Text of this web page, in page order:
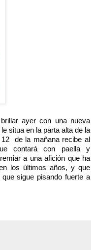
ayer con una nueva
situa en la parta alta de la
de la mañana recibe al
contará con paella y
a una afición que ha
los últimos años, y que
sigue pisando fuerte a